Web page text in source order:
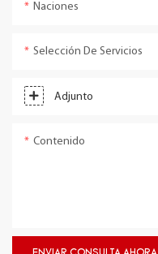
Naciones
Selección De Servicios
Adjunto
Contenido